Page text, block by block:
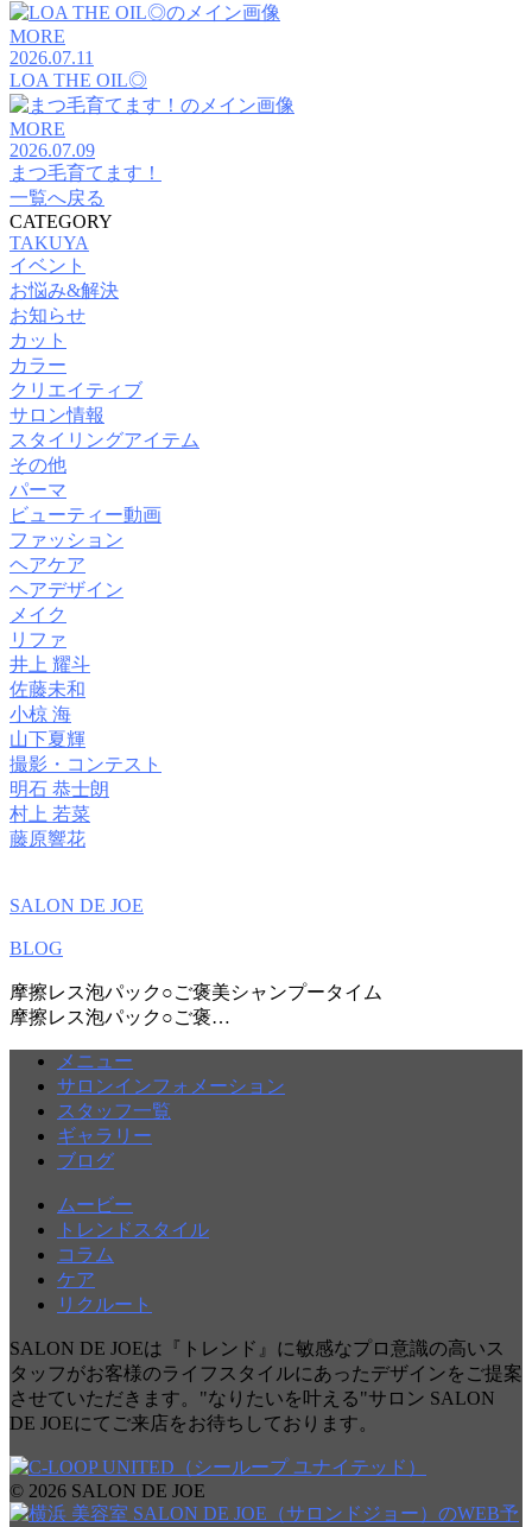
MORE
2026.07.11
LOA THE OIL◎
MORE
2026.07.09
まつ毛育てます！
一覧へ戻る
CATEGORY
TAKUYA
イベント
お悩み&解決
お知らせ
カット
カラー
クリエイティブ
サロン情報
スタイリングアイテム
その他
パーマ
ビューティー動画
ファッション
ヘアケア
ヘアデザイン
メイク
リファ
井上 耀斗
佐藤未和
小椋 海
山下夏輝
撮影・コンテスト
明石 恭士朗
村上 若菜
藤原響花
SALON DE JOE
BLOG
摩擦レス泡パック○ご褒美シャンプータイム
摩擦レス泡パック○ご褒…
メニュー
サロンインフォメーション
スタッフ一覧
ギャラリー
ブログ
ムービー
トレンドスタイル
コラム
ケア
リクルート
SALON DE JOEは『トレンド』に敏感なプロ意識の高いス
タッフがお客様のライフスタイルにあったデザインをご提案
させていただきます。"なりたいを叶える"サロン SALON
DE JOEにてご来店をお待ちしております。
© 2026 SALON DE JOE